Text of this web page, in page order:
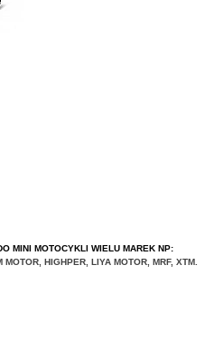
MINI MOTOCYKLI WIELU MAREK NP:
MOTOR HIGHPER LIYA MOTOR MRF, XTM